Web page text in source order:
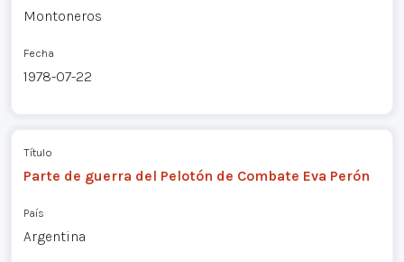
Montoneros
Fecha
1978-07-22
Título
Parte de guerra del Pelotón de Combate Eva Perón
País
Argentina